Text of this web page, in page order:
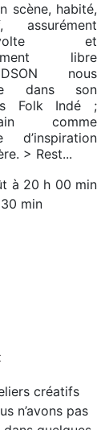
scène, habité,
assurément
et
libre
nous
dans son
Folk Indé ;
comme
d’inspiration
> Rest...
à 20 h 00 min
min
créatifs
n’avons pas